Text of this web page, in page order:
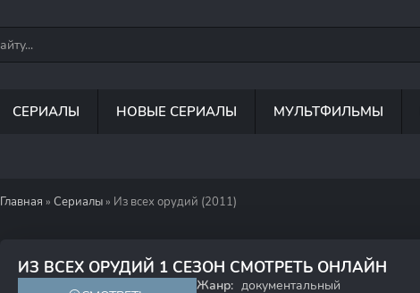
СЕРИАЛЫ НОВЫЕ СЕРИАЛЫ МУЛЬТФИЛЬМЫ
Главная » Сериалы » Из всех орудий (2011)
ИЗ ВСЕХ ОРУДИЙ 1 СЕЗОН СМОТРЕТЬ ОНЛАЙН
8.2
Жанр: документальный